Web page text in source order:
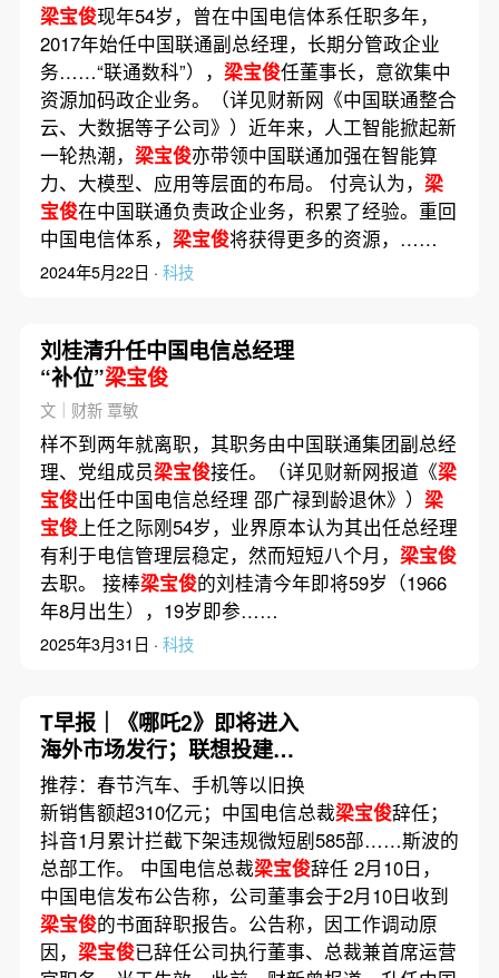
梁宝俊现年54岁，曾在中国电信体系任职多年，
2017年始任中国联通副总经理，长期分管政企业
务……“联通数科”）， 梁宝俊任董事长，意欲集中
资源加码政企业务。（详见财新网《中国联通整合
云、大数据等子公司》）近年来，人工智能掀起新
一轮热潮， 梁宝俊亦带领中国联通加强在智能算
力、大模型、应用等层面的布局。 付亮认为， 梁
宝俊在中国联通负责政企业务，积累了经验。重回
中国电信体系， 梁宝俊将获得更多的资源，……
2024年5月22日 · 科技
刘桂清升任中国电信总经理
“补位”梁宝俊
文｜财新 覃敏
样不到两年就离职，其职务由中国联通集团副总经
理、党组成员梁宝俊接任。（详见财新网报道《梁
宝俊出任中国电信总经理 邵广禄到龄退休》） 梁
宝俊上任之际刚54岁，业界原本认为其出任总经理
有利于电信管理层稳定，然而短短八个月， 梁宝俊
去职。 接棒梁宝俊的刘桂清今年即将59岁（1966
年8月出生），19岁即参……
2025年3月31日 · 科技
T早报｜《哪吒2》即将进入
海外市场发行；联想投建首
个中东工厂；诺基亚任命新
CEO
推荐：春节汽车、手机等以旧换
新销售额超310亿元；中国电信总裁梁宝俊辞任；
抖音1月累计拦截下架违规微短剧585部……斯波的
总部工作。 中国电信总裁梁宝俊辞任 2月10日，
中国电信发布公告称，公司董事会于2月10日收到
梁宝俊的书面辞职报告。公告称，因工作调动原
因， 梁宝俊已辞任公司执行董事、总裁兼首席运营